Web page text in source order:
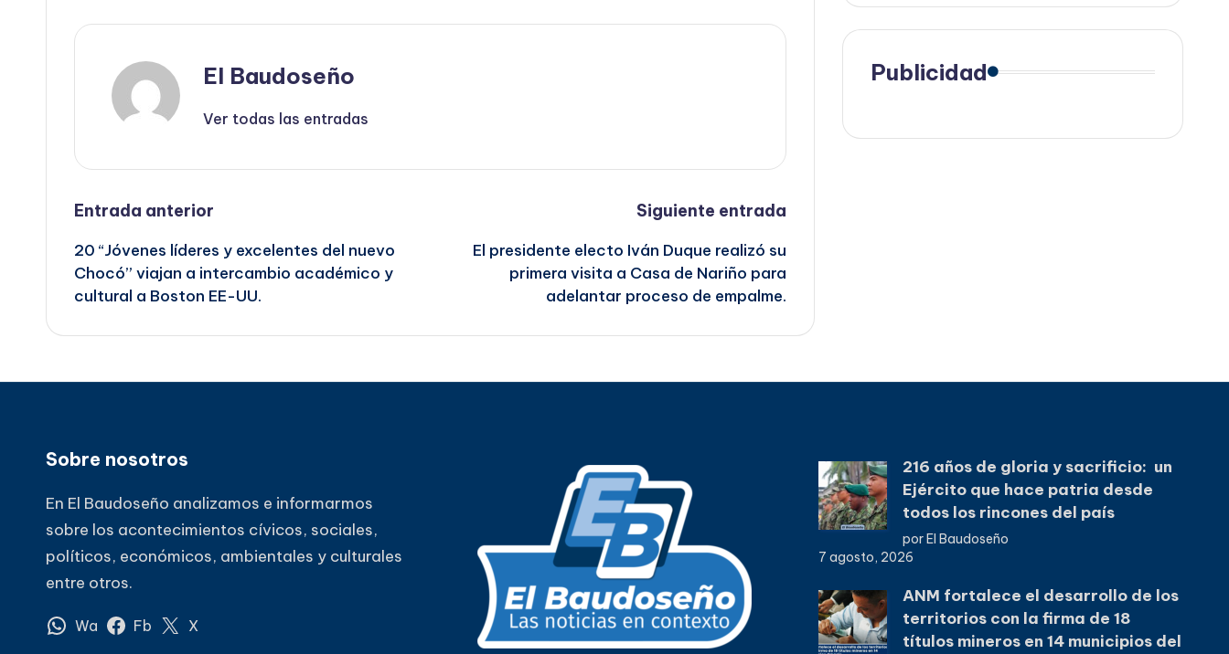
El Baudoseño
Ver todas las entradas
Navegación
de
entradas
Entrada anterior
20 “Jóvenes líderes y excelentes del nuevo
Chocó” viajan a intercambio académico y
cultural a Boston EE-UU.
Siguiente entrada
El presidente electo Iván Duque realizó su
primera visita a Casa de Nariño para
adelantar proceso de empalme.
Publicidad
Sobre nosotros
En El Baudoseño analizamos e informarmos
sobre los acontecimientos cívicos, sociales,
políticos, económicos, ambientales y culturales
entre otros.
Wa Fb X
216 años de gloria y sacrificio: un
Ejército que hace patria desde
todos los rincones del país
por El Baudoseño
7 agosto, 2026
ANM fortalece el desarrollo de los
territorios con la firma de 18
títulos mineros en 14 municipios del